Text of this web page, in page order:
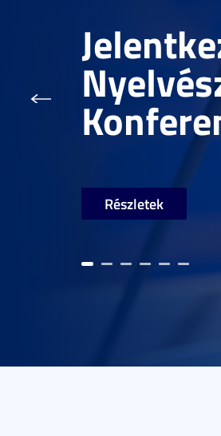
Részletek